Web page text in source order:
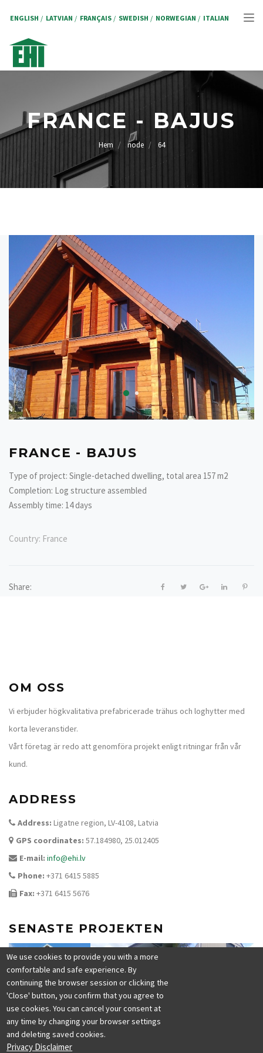
ENGLISH LATVIAN FRANÇAIS SWEDISH NORWEGIAN ITALIAN
FRANCE - BAJUS
LÄNKSTIG Hem node 64
FRANCE - BAJUS
Type of project: Single-detached dwelling, total area 157 m2
Completion: Log structure assembled
Assembly time: 14 days
Country: France
Share:
OM OSS
Vi erbjuder högkvalitativa prefabricerade trähus och loghytter med
korta leveranstider.
Vårt företag är redo att genomföra projekt enligt ritningar från vår
kund.
ADDRESS
Address: Ligatne region, LV-4108, Latvia
GPS coordinates: 57.184980, 25.012405
E-mail: info@ehi.lv
Phone: +371 6415 5885
Fax: +371 6415 5676
SENASTE PROJEKTEN
We use cookies to provide you with a more
comfortable and safe experience. By
continuing the browser session or clicking the
'Close' button, you confirm that you agree to
use cookies. You can cancel your consent at
any time by changing your browser settings
and deleting saved cookies.
Privacy Disclaimer